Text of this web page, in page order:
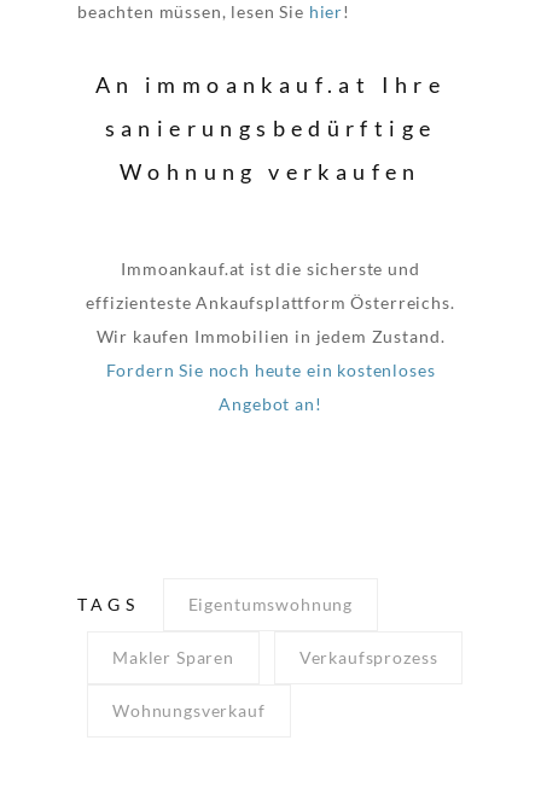
beachten müssen, lesen Sie hier!
An immoankauf.at Ihre
sanierungsbedürftige
Wohnung verkaufen
Immoankauf.at ist die sicherste und
effizienteste Ankaufsplattform Österreichs.
Wir kaufen Immobilien in jedem Zustand.
Fordern Sie noch heute ein kostenloses
Angebot an!
TAGS Eigentumswohnung
Makler Sparen Verkaufsprozess
Wohnungsverkauf